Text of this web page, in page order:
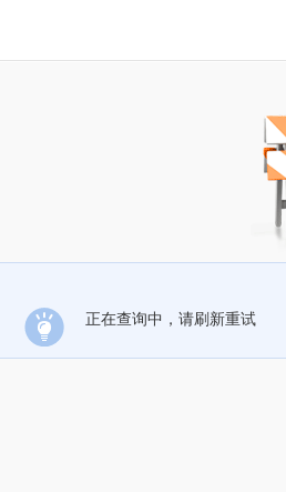
正在查询中，请刷新重试